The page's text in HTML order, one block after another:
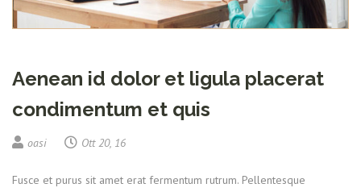
Aenean id dolor et ligula placerat
condimentum et quis
oasi Ott 20, 16
Fusce et purus sit amet erat fermentum rutrum. Pellentesque